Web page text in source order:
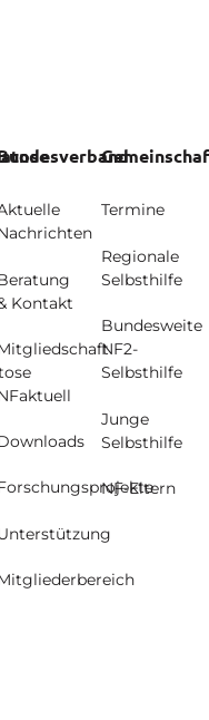
Kontakt
Termine
Regionale
Selbsthilfe
Bundesweite
NF2-
Selbsthilfe
Junge
Selbsthilfe
NF-Eltern